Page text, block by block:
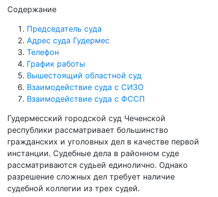
Содержание
Председатель суда
Адрес суда Гудермес
Телефон
График работы
Вышестоящий областной суд
Взаимодействие суда с СИЗО
Взаимодействие суда с ФССП
Гудермесский городской суд Чеченской
республики рассматривает большинство
гражданских и уголовных дел в качестве первой
инстанции. Судебные дела в районном суде
рассматриваются судьей единолично. Однако
разрешение сложных дел требует наличие
судебной коллегии из трех судей.